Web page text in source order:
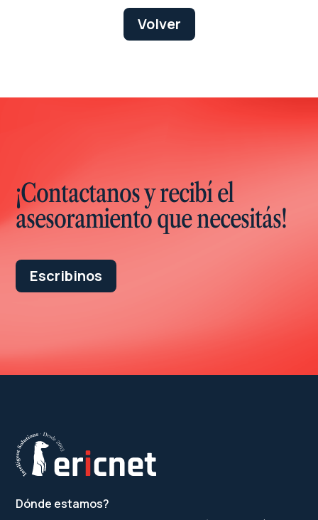
Volver
¡Contactanos y recibí el
asesoramiento que necesitás!
Escribinos
Dónde estamos?